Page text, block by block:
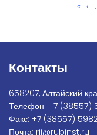
« ←
‹
Контакты
658207, Алтайский
Телефон: +7 (38557)
Факс: +7 (38557)
Почта: rii@rubinst.ru